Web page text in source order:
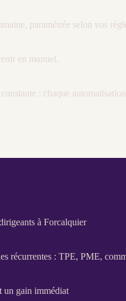
paramétrée selon vos
en manuel.
: chaque automatisation
à Forcalquier
récurrentes : TPE, PME,
un gain immédiat